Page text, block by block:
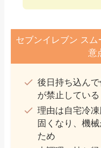
セブンイレブン ス
意
後日持ち込ん
が禁止している
理由は自宅冷
固くなり、機
ため